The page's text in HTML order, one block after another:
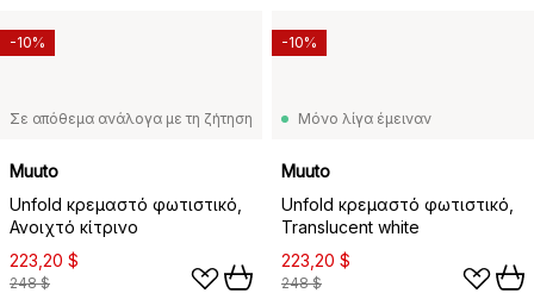
Σε απόθεμα ανάλογα με τη ζήτηση
Muuto
Unfold κρεμαστό φωτιστικό,
Ανοιχτό κίτρινο
223,20 $
248 $
-10%
Μόνο λίγα έμειναν
Muuto
Unfold κρεμαστό φωτιστικό,
Translucent white
223,20 $
248 $
-10%